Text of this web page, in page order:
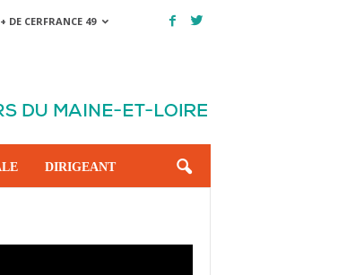
DE CERFRANCE 49
DIRIGEANT